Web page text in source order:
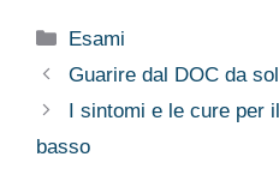
operazione
Categorie
Esami
Guarire dal DOC da
I sintomi e le cure per
basso